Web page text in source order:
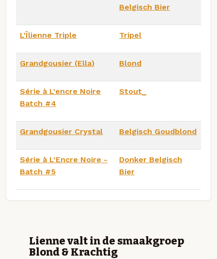
Belgisch Bier
L'Îlienne Triple Tripel
Grandgousier (Ella) Blond
Série à L'encre Noire
Batch #4
Stout_
Grandgousier Crystal Belgisch Goudblond
Série à L’Encre Noire -
Batch #5
Donker Belgisch
Bier
Lienne valt in de smaakgroep
Blond & Krachtig